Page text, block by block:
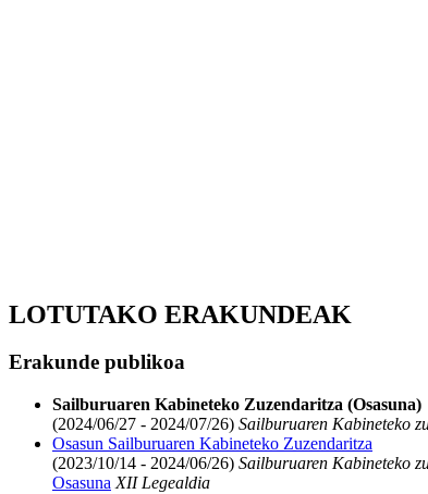
LOTUTAKO ERAKUNDEAK
Erakunde publikoa
Sailburuaren Kabineteko Zuzendaritza (Osasuna)
(2024/06/27 - 2024/07/26) Sailburuaren Kabineteko
Osasun Sailburuaren Kabineteko Zuzendaritza
(2023/10/14 - 2024/06/26) Sailburuaren Kabineteko
Osasuna XII Legealdia